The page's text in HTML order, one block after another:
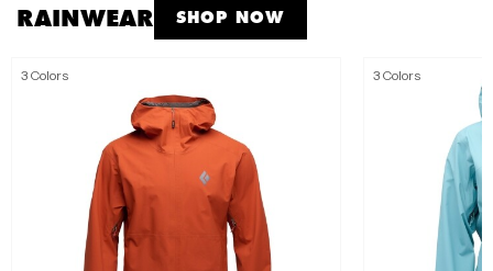
RAINWEAR SHOP NOW
3 Colors 3 Colors